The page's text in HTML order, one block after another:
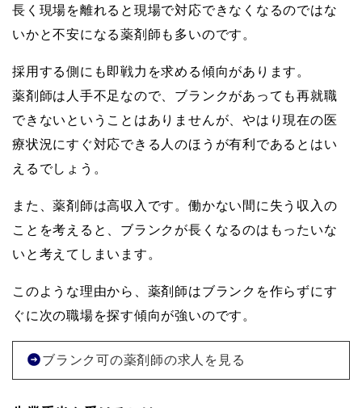
長く現場を離れると現場で対応できなくなるのではな
いかと不安になる薬剤師も多いのです。
採用する側にも即戦力を求める傾向があります。
薬剤師は人手不足なので、ブランクがあっても再就職
できないということはありませんが、やはり現在の医
療状況にすぐ対応できる人のほうが有利であるとはい
えるでしょう。
また、薬剤師は高収入です。働かない間に失う収入の
ことを考えると、ブランクが長くなるのはもったいな
いと考えてしまいます。
このような理由から、薬剤師はブランクを作らずにす
ぐに次の職場を探す傾向が強いのです。
ブランク可の薬剤師の求人を見る